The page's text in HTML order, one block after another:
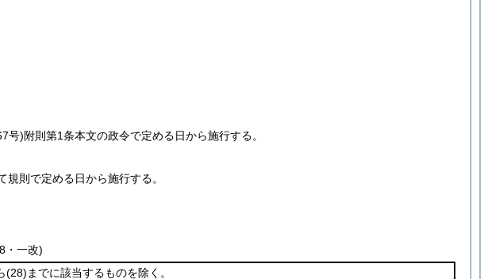
号)附則第1条本文の政令で定める日から施行する。
則で定める日から施行する。
・一改)
(28) までに該当するものを除く。